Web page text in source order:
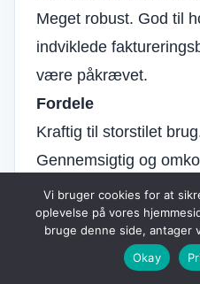
Meget robust. God til
indviklede
være påkrævet.
Fordele
Kraftig til storstilet
Gennemsigtig og
Ulemper
tilpasning til hosting.
Store
Vi bruger cookies for at
oplevelse på vores
bruge denne side, antager
Okay